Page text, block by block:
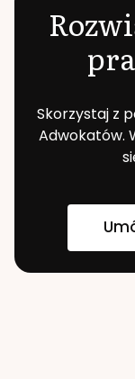
Skorzystaj z
Adwokatów.